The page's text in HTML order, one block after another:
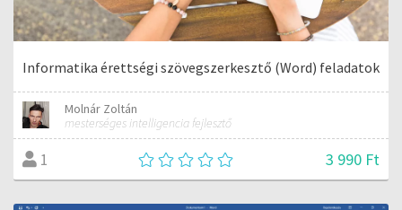
Informatika érettségi szövegszerkesztő (Word) feladatok
Molnár Zoltán
mesterséges intelligencia fejlesztő
1 3 990 Ft